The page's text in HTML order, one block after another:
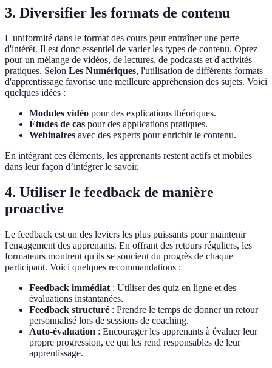
3. Diversifier les formats de contenu
L'uniformité dans le format des cours peut entraîner une perte
d'intérêt. Il est donc essentiel de varier les types de contenu. Optez
pour un mélange de vidéos, de lectures, de podcasts et d'activités
pratiques. Selon Les Numériques, l'utilisation de différents formats
d'apprentissage favorise une meilleure appréhension des sujets. Voici
quelques idées :
Modules vidéo pour des explications théoriques.
Études de cas pour des applications pratiques.
Webinaires avec des experts pour enrichir le contenu.
En intégrant ces éléments, les apprenants restent actifs et mobiles
dans leur façon d’intégrer le savoir.
4. Utiliser le feedback de manière
proactive
Le feedback est un des leviers les plus puissants pour maintenir
l'engagement des apprenants. En offrant des retours réguliers, les
formateurs montrent qu'ils se soucient du progrès de chaque
participant. Voici quelques recommandations :
Feedback immédiat : Utiliser des quiz en ligne et des
évaluations instantanées.
Feedback structuré : Prendre le temps de donner un retour
personnalisé lors de sessions de coaching.
Auto-évaluation : Encourager les apprenants à évaluer leur
propre progression, ce qui les rend responsables de leur
apprentissage.